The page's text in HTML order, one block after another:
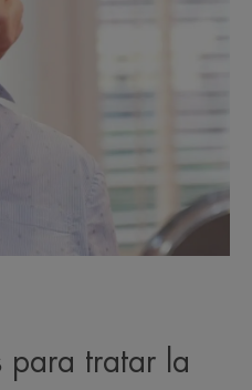
para tratar la